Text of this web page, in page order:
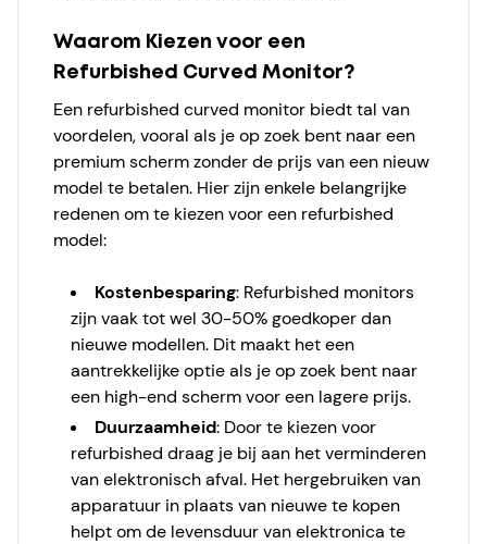
Waarom Kiezen voor een
Refurbished Curved Monitor?
Een refurbished curved monitor biedt tal van
voordelen, vooral als je op zoek bent naar een
premium scherm zonder de prijs van een nieuw
model te betalen. Hier zijn enkele belangrijke
redenen om te kiezen voor een refurbished
model:
Kostenbesparing: Refurbished monitors
zijn vaak tot wel 30-50% goedkoper dan
nieuwe modellen. Dit maakt het een
aantrekkelijke optie als je op zoek bent naar
een high-end scherm voor een lagere prijs.
Duurzaamheid: Door te kiezen voor
refurbished draag je bij aan het verminderen
van elektronisch afval. Het hergebruiken van
apparatuur in plaats van nieuwe te kopen
helpt om de levensduur van elektronica te